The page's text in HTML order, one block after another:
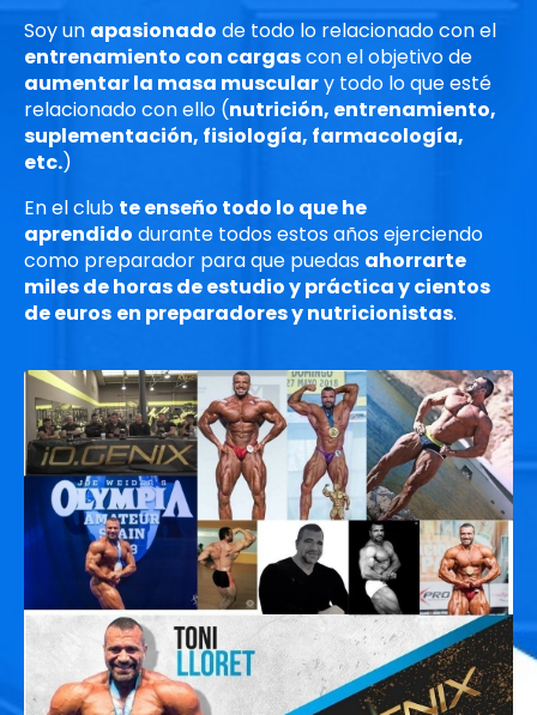
Soy un apasionado de todo lo relacionado con el
entrenamiento con cargascon el objetivo de
aumentar la masa musculary todo lo que esté
relacionado con ello (nutrición, entrenamiento,
suplementación, fisiología, farmacología,
etc.)
En el club te enseño todo lo que he
aprendido durante todos estos años ejerciendo
como preparador para que puedas ahorrarte
miles de horas de estudio y práctica y cientos
de euros en preparadores y nutricionistas.